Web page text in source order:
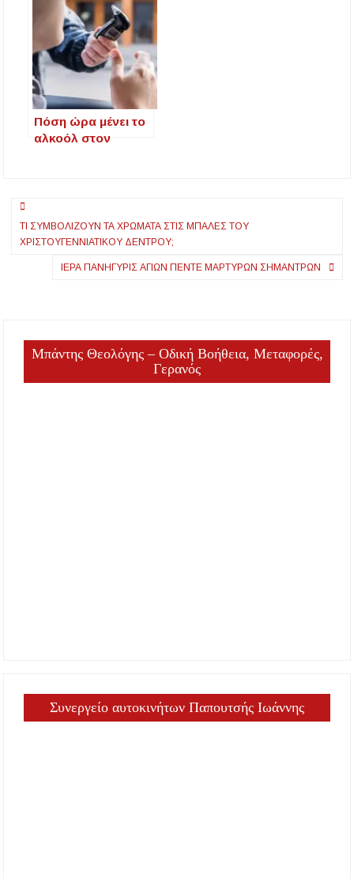
Πόση ώρα μένει το
αλκοόλ στον
Πλοήγηση
άρθρων
ΤΙ ΣΥΜΒΟΛΊΖΟΥΝ ΤΑ ΧΡΏΜΑΤΑ ΣΤΙΣ ΜΠΆΛΕΣ ΤΟΥ
ΧΡΙΣΤΟΥΓΕΝΝΙΆΤΙΚΟΥ ΔΈΝΤΡΟΥ;
ΙΕΡΑ ΠΑΝΗΓΥΡΙΣ ΑΓΙΩΝ ΠΕΝΤΕ ΜΑΡΤΥΡΩΝ ΣΗΜΑΝΤΡΩΝ
Μπάντης Θεολόγης – Οδική Βοήθεια, Μεταφορές,
Γερανός
Συνεργείο αυτοκινήτων Παπουτσής Ιωάννης